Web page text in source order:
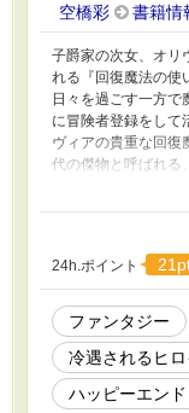
空橋彩 書籍情
子爵家の次女、オリ
れる『回復魔法の使
日々を過ごす一方で
に冒険者登録をして
ヴィアの貴重な回復
代の傑物と呼ばれる
く、国王より勅命
結婚式ではベール
も別で、すれ違っ
場が弱いものはなく
リヴィアは星に願う
いますように。』 し
さらに続き、離れへ
なら自分で道を切り
さを発揮して、この
嬢のお話。 ファン
24h.ポイント
ファンタジー
冷遇されるヒ
ハッピーエンド